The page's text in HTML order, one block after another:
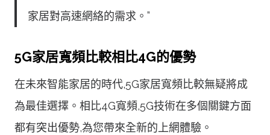
家居對高速網絡的需求。”
5G家居寬頻比較相比4G的優勢
在未來智能家居的時代,5G家居寬頻比較無疑將成
為最佳選擇。相比4G寬頻,5G技術在多個關鍵方面
都有突出優勢,為您帶來全新的上網體驗。